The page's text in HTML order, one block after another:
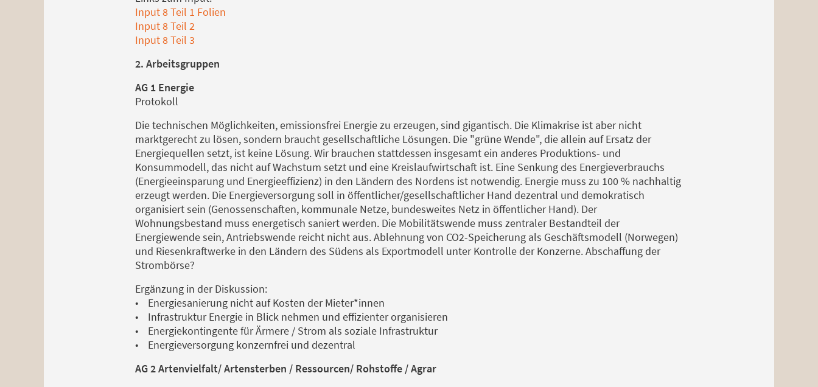
Input 8 Teil 1 Folien
Input 8 Teil 2
Input 8 Teil 3
2. Arbeitsgruppen
AG 1 Energie
Protokoll
Die technischen Möglichkeiten, emissionsfrei Energie zu erzeugen, sind gigantisch. Die Klimakrise ist aber nicht
marktgerecht zu lösen, sondern braucht gesellschaftliche Lösungen. Die "grüne Wende", die allein auf Ersatz der
Energiequellen setzt, ist keine Lösung. Wir brauchen stattdessen insgesamt ein anderes Produktions- und
Konsummodell, das nicht auf Wachstum setzt und eine Kreislaufwirtschaft ist. Eine Senkung des Energieverbrauchs
(Energieeinsparung und Energieeffizienz) in den Ländern des Nordens ist notwendig. Energie muss zu 100 % nachhaltig
erzeugt werden. Die Energieversorgung soll in öffentlicher/gesellschaftlicher Hand dezentral und demokratisch
organisiert sein (Genossenschaften, kommunale Netze, bundesweites Netz in öffentlicher Hand). Der
Wohnungsbestand muss energetisch saniert werden. Die Mobilitätswende muss zentraler Bestandteil der
Energiewende sein, Antriebswende reicht nicht aus. Ablehnung von CO2-Speicherung als Geschäftsmodell (Norwegen)
und Riesenkraftwerke in den Ländern des Südens als Exportmodell unter Kontrolle der Konzerne. Abschaffung der
Strombörse?
Ergänzung in der Diskussion:
• Energiesanierung nicht auf Kosten der Mieter*innen
• Infrastruktur Energie in Blick nehmen und effizienter organisieren
• Energiekontingente für Ärmere / Strom als soziale Infrastruktur
• Energieversorgung konzernfrei und dezentral
AG 2 Artenvielfalt/ Artensterben / Ressourcen/ Rohstoffe / Agrar